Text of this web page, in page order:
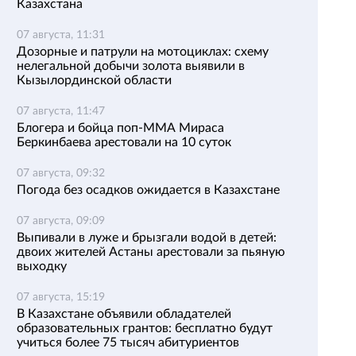
Казахстана
07 августа, 11:31
Дозорные и патрули на мотоциклах: схему
нелегальной добычи золота выявили в
Кызылординской области
07 августа, 11:47
Блогера и бойца поп-ММА Мираса
Беркинбаева арестовали на 10 суток
07 августа, 09:32
Погода без осадков ожидается в Казахстане
07 августа, 09:09
Выпивали в луже и брызгали водой в детей:
двоих жителей Астаны арестовали за пьяную
выходку
07 августа, 15:19
В Казахстане объявили обладателей
образовательных грантов: бесплатно будут
учиться более 75 тысяч абитуриентов